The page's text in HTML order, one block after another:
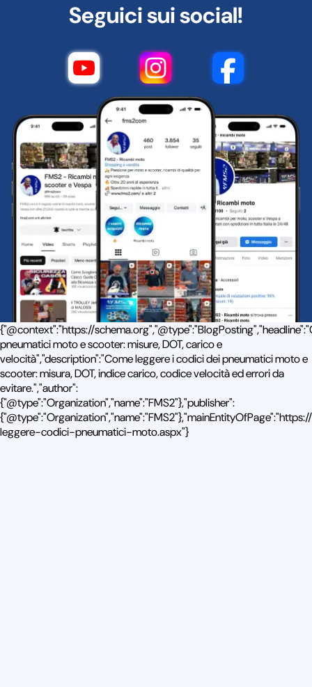
Seguici sui social!
{"@context":"https://
pneumatici moto e scooter: misure, DOT, carico e
velocità","description":"Come leggere i codici dei pneumatici moto e
scooter: misura, DOT, indice carico, codice velocità ed errori da
evitare.","author":
{"@type":"Organization","name":"FMS2"},"publisher":
leggere-codici-pneumatici-moto.aspx"}